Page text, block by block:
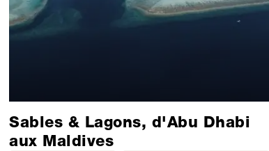
Sables & Lagons, d'Abu Dhabi
aux Maldives